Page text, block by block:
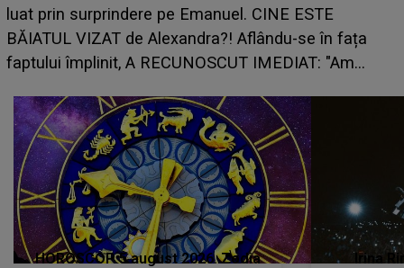
perioadă marcată de încercări. Problemele se adună
din toate părțile, iar o veste neașteptată îi dă planurile
peste cap
HOROSCOP 5 august 2026. Zodia
Irina